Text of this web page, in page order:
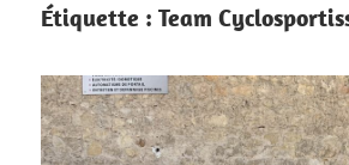
Étiquette : Team